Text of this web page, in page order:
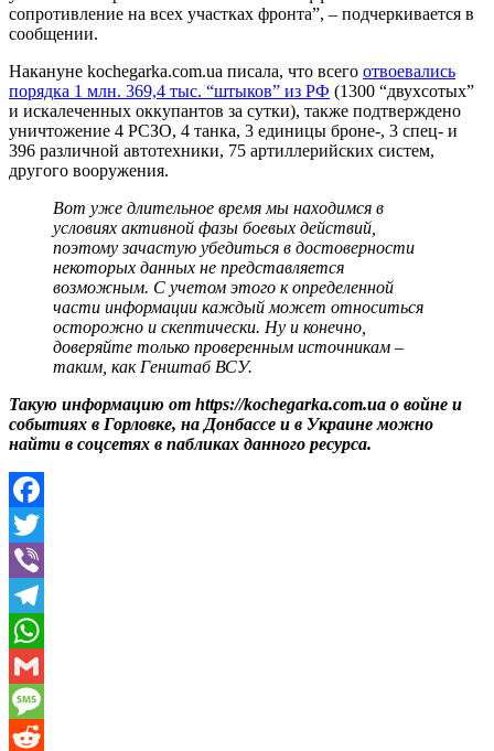
сопротивление на всех участках фронта”, – подчеркивается в
сообщении.
Накануне kochegarka.com.ua писала, что всего отвоевались
порядка 1 млн. 369,4 тыс. “штыков” из РФ (1300 “двухсотых”
и искалеченных оккупантов за сутки), также подтверждено
уничтожение 4 РСЗО, 4 танка, 3 единицы броне-, 3 спец- и
396 различной автотехники, 75 артиллерийских систем,
другого вооружения.
Вот уже длительное время мы находимся в
условиях активной фазы боевых действий,
поэтому зачастую убедиться в достоверности
некоторых данных не представляется
возможным. С учетом этого к определенной
части информации каждый может относиться
осторожно и скептически. Ну и конечно,
доверяйте только проверенным источникам –
таким, как Генштаб ВСУ.
Такую информацию от https://kochegarka.com.ua о войне и
событиях в Горловке, на Донбассе и в Украине можно
найти в соцсетях в пабликах данного ресурса.
Facebook
Twitter
Viber
Telegram
WhatsApp
Gmail
Message